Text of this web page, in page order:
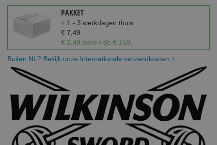
PAKKET
± 1 - 3 werkdagen thuis
€ 7,49
€ 2,49 boven de € 150,-
Buiten NL? Bekijk onze Internationale verzendkosten